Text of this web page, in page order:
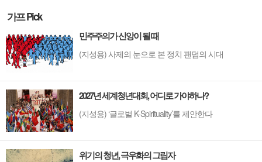
가프 Pick
민주주의가 신앙이 될 때
(지성용) 사제의 눈으로 본 정치 팬덤의 시대
2027년 세계청년대회, 어디로 가야하나?
(지성용) ‘글로벌 K-Spirituality’를 제안한다
위기의 청년, 극우화의 그림자